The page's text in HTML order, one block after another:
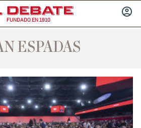
FUNDADO EN 1910
ESPADAS